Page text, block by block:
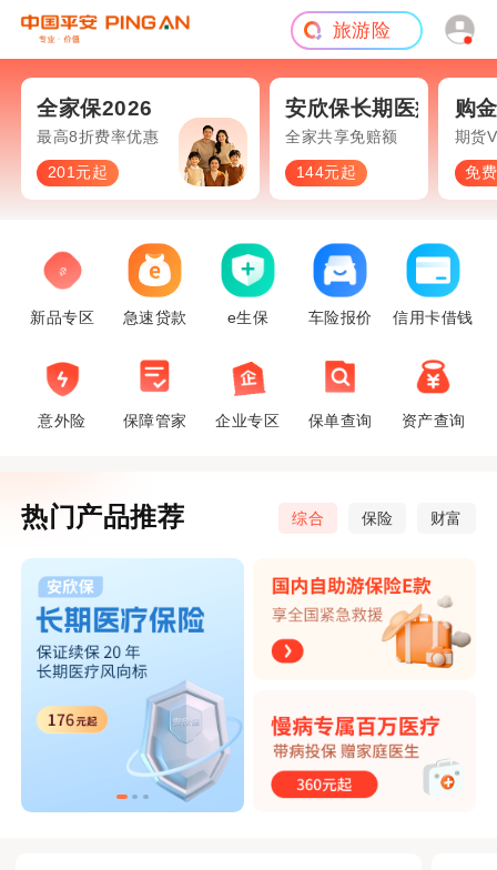
旅游险
全家保2026
最高8折费率优惠
201元起
安欣保长期医疗
全家共享免赔额
144元起
购
期货
免
新品专区 急速贷款 e生保 车险报价 信用卡借钱
意外险 保障管家 企业专区 保单查询 资产查询
热门产品推荐 综合 保险 财富